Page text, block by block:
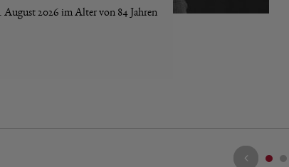
August 2026 im Alter von 84 Jahren